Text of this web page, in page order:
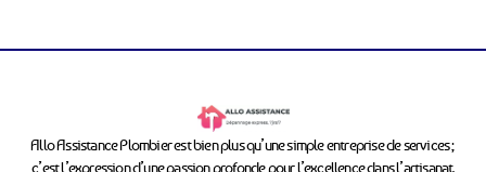
Allo Assistance Plombier est bien plus qu’une simple entreprise de services ;
c’est l’expression d’une passion profonde pour l’excellence dans l’artisanat.